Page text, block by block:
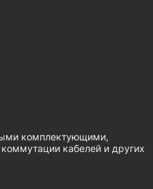
комплектующими,
кабелей и других